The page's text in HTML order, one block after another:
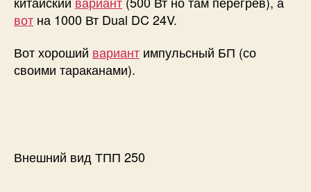
вот на 1000 Вт Dual DC 24V.
Вот хороший вариант импульсный БП (со
своими тараканами).
Внешний вид ТПП 250